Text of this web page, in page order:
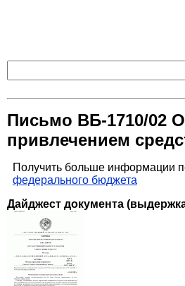
Письмо ВБ-1710/02
привлечением
Получить больше информации
федерального бюджета
Дайджест документа